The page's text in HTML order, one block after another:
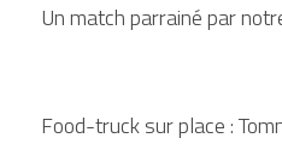
Un match parrainé par
Food-truck sur place :